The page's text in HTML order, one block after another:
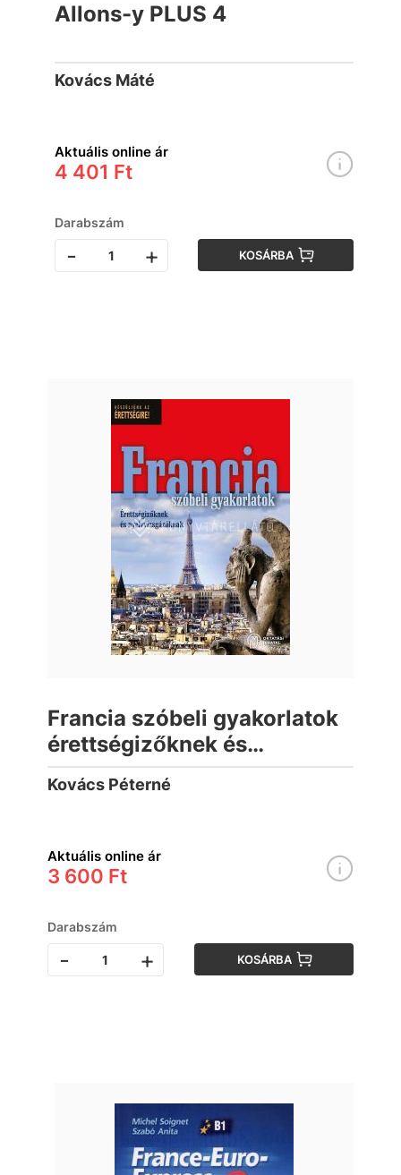
Allons-y PLUS 4
Kovács Máté
Aktuális online ár
4 401 Ft
Darabszám
- + KOSÁRBA
Francia szóbeli gyakorlatok
érettségizőknek és
nyelvvizsgázóknak
Kovács Péterné
Aktuális online ár
3 600 Ft
Darabszám
- + KOSÁRBA